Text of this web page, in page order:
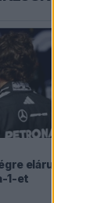
elárulta,
1-et